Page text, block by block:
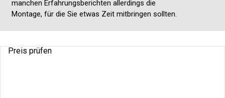
manchen Erfahrungsberichten allerdings die
Montage, für die Sie etwas Zeit mitbringen sollten.
Preis prüfen